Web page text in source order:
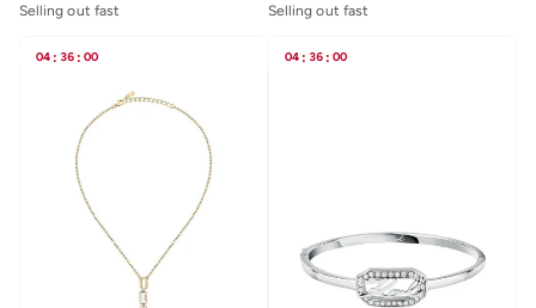
Selling out fast Selling out fast
04 : 36 : 00 04 : 36 : 00